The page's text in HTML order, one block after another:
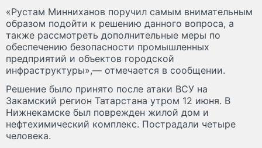
«Рустам Минниханов поручил самым внимательным
образом подойти к решению данного вопроса, а
также рассмотреть дополнительные меры по
обеспечению безопасности промышленных
предприятий и объектов городской
инфраструктуры»,— отмечается в сообщении.
Решение было принято после атаки ВСУ на
Закамский регион Татарстана утром 12 июня. В
Нижнекамске был поврежден жилой дом и
нефтехимический комплекс. Пострадали четыре
человека.